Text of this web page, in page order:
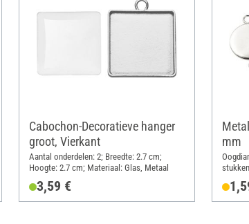
Cabochon-Decoratieve hanger
groot, Vierkant
Aantal onderdelen: 2; Breedte: 2.7 cm;
Hoogte: 2.7 cm; Materiaal: Glas, Metaal
3,59 €
mm